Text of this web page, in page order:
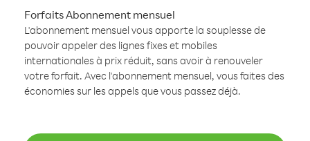
Forfaits Abonnement mensuel
L'abonnement mensuel vous apporte la souplesse de
pouvoir appeler des lignes fixes et mobiles
internationales à prix réduit, sans avoir à renouveler
votre forfait. Avec l'abonnement mensuel, vous faites des
économies sur les appels que vous passez déjà.